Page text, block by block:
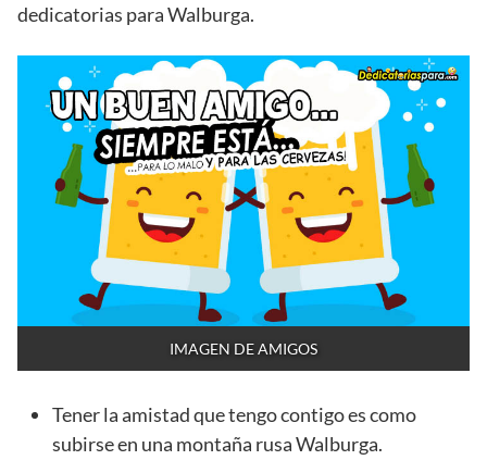
dedicatorias para Walburga.
IMAGEN DE AMIGOS
Tener la amistad que tengo contigo es como
subirse en una montaña rusa Walburga.